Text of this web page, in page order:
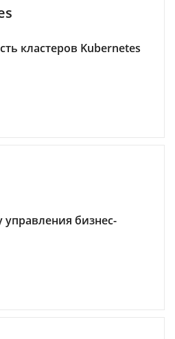
кластеров Kubernetes
управления бизнес-